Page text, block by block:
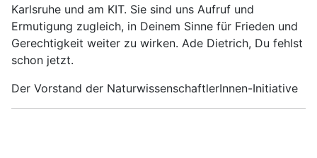
Karlsruhe und am KIT. Sie sind uns Aufruf und
Ermutigung zugleich, in Deinem Sinne für Frieden und
Gerechtigkeit weiter zu wirken. Ade Dietrich, Du fehlst
schon jetzt.
Der Vorstand der NaturwissenschaftlerInnen-Initiative